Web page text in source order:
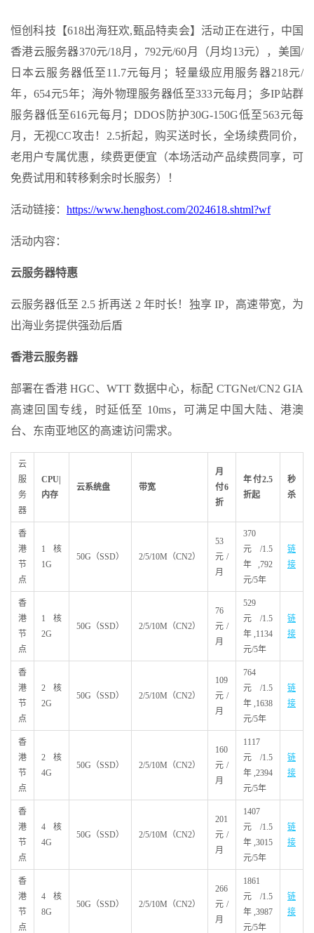
恒创科技【618出海狂欢,甄品特卖会】活动正在进行，中国
香港云服务器370元/18月，792元/60月（月均13元），美国/
日本云服务器低至11.7元每月；轻量级应用服务器218元/
年，654元5年；海外物理服务器低至333元每月；多IP站群
服务器低至616元每月；DDOS防护30G-150G低至563元每
月，无视CC攻击！2.5折起，购买送时长，全场续费同价，
老用户专属优惠，续费更便宜（本场活动产品续费同享，可
免费试用和转移剩余时长服务）！
活动链接： https://www.henghost.com/2024618.shtml?wf
活动内容：
云服务器特惠
云服务器低至 2.5 折再送 2 年时长！独享 IP，高速带宽，为
出海业务提供强劲后盾
香港云服务器
部署在香港 HGC、WTT 数据中心，标配 CTGNet/CN2 GIA
高速回国专线，时延低至 10ms，可满足中国大陆、港澳
台、东南亚地区的高速访问需求。
云
服
务
器
CPU|
内存
云系统盘 带宽
月
付6
折
年付2.5
折起
秒
杀
香
港
节
点
1核
1G
50G（SSD） 2/5/10M（CN2）
53
元/
月
370
元/1.5
年,792
元/5年
链
接
香
港
节
点
1核
2G
50G（SSD） 2/5/10M（CN2）
76
元/
月
529
元/1.5
年,1134
元/5年
链
接
香
港
节
点
2核
2G
50G（SSD） 2/5/10M（CN2）
109
元/
月
764
元/1.5
年,1638
元/5年
链
接
香
港
节
点
2核
4G
50G（SSD） 2/5/10M（CN2）
160
元/
月
1117
元/1.5
年,2394
元/5年
链
接
香
港
节
点
4核
4G
50G（SSD） 2/5/10M（CN2）
201
元/
月
1407
元/1.5
年,3015
元/5年
链
接
香
港
节
点
4核
8G
50G（SSD） 2/5/10M（CN2）
266
元/
月
1861
元/1.5
年,3987
元/5年
链
接